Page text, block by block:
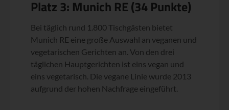
Platz 3: Munich RE (34 Punkte)
Bei täglich rund 1.800 Tischgästen bietet
Munich RE eine große Auswahl an veganen und
vegetarischen Gerichten an. Von den drei
täglichen Hauptgerichten ist eins vegan und
eins vegetarisch. Die vegane Linie wurde 2013
aufgrund der hohen Nachfrage eingeführt.